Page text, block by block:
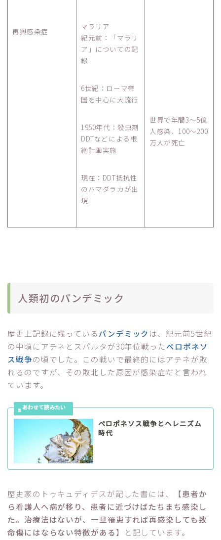
再興感染症
マラリア
紀元前：「マラリ
ア」についての記
録
6世紀：ローマ帝
国を中心に大流行
1950年代：殺虫剤
DDTなどによる根
絶計画実施
現在：DDT抵抗性
のハマダラカが出
現
世界で年間3～5億
人感染、100～200
万人が死亡
人類初のパンデミック
歴史上記録に残っている パンデミック は、紀元前5世紀
の中頃にアテネとスパルタが30年位戦ったペロポネソ
ス戦争の頃でした。この戦いで最終的にはアテネが敗
れるのですが、その敗北した原因が感染症だと言われ
ています。
ペロポネソス戦争とヘレニズム
時代
歴史家のトゥキュディデスが記した書には、【患者か
ら看護人へ病が移り、患者に近づけばたちまち感染し
た。治療法はないが、一旦罹患すれば再感染しても致
命傷にはならない特徴がある】と記しています。